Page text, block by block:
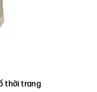
thời trang